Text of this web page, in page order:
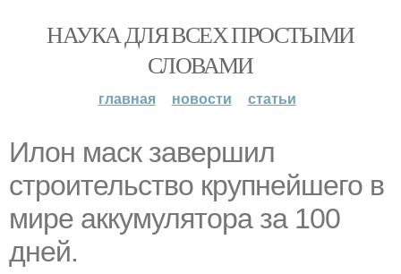
НАУКА ДЛЯ ВСЕХ ПРОСТЫМИ
СЛОВАМИ
главная новости статьи
Илон маск завершил
строительство крупнейшего в
мире аккумулятора за 100
дней.